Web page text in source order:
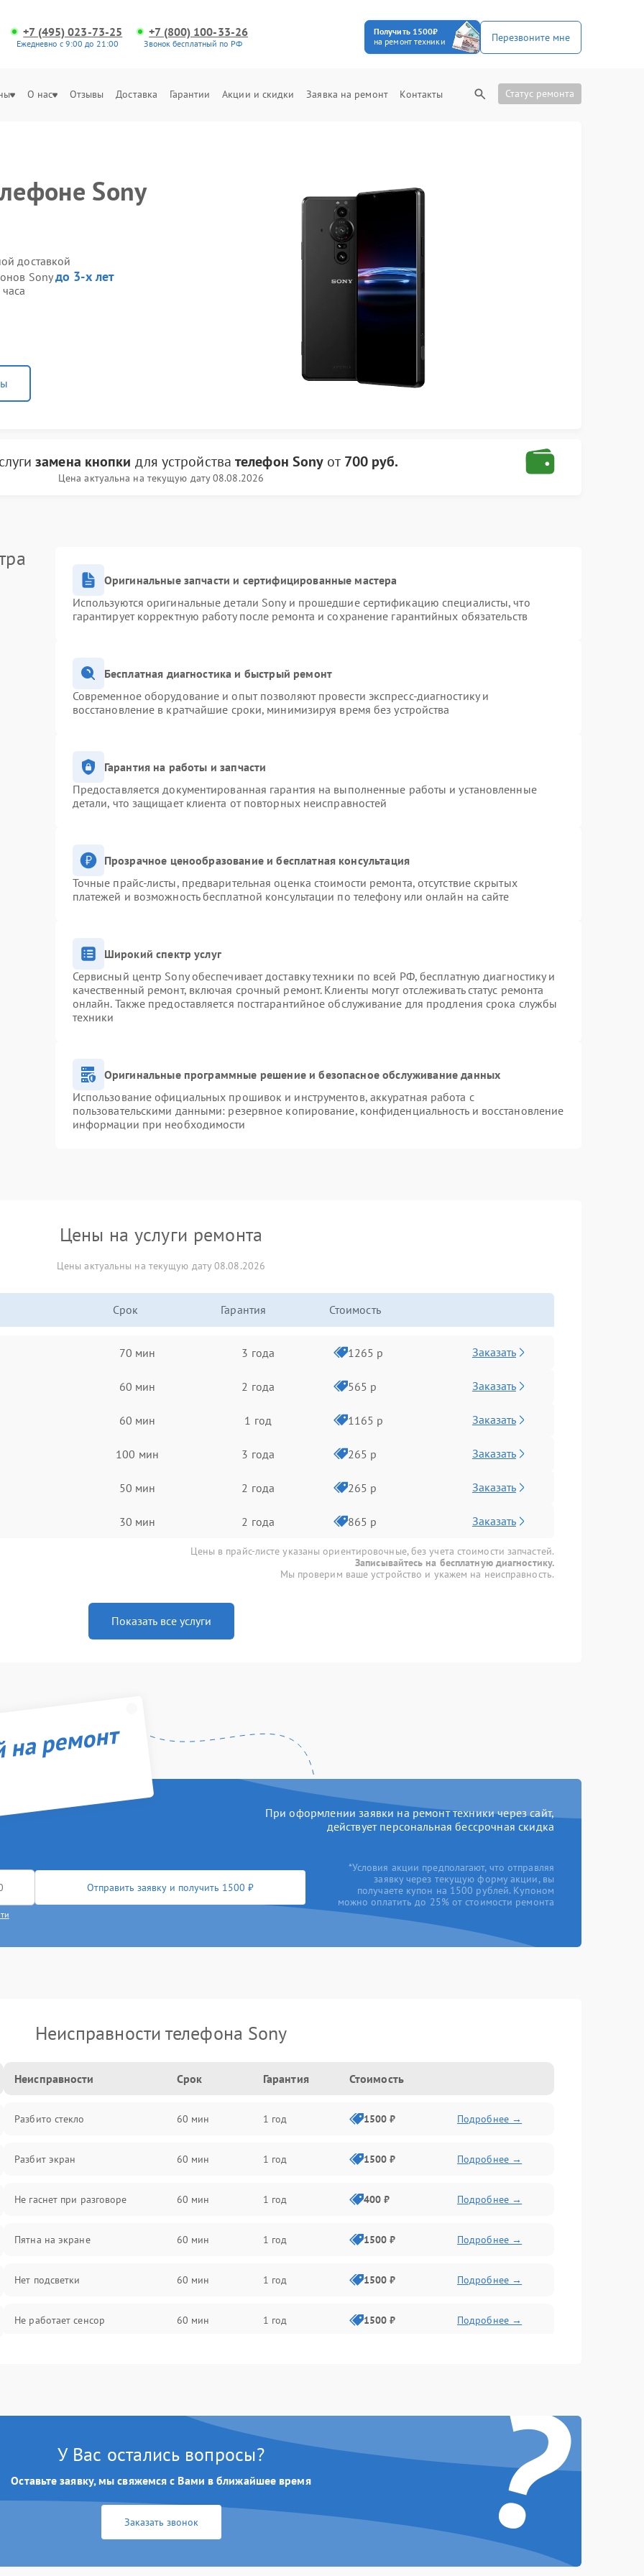
+7 (495) 023-73-25
Ежедневно с 9:00 до 21:00
+7 (800) 100-33-26
Звонок бесплатный по РФ
Получить 1500₽
на ремонт техники
Перезвоните мне
О нас Отзывы Доставка Гарантии Акции и скидки Заявка на ремонт Контакты Статус ремонта
Sony
доставкой
Sonyдо 3-х лет
замена кнопки для устройствателефон Sony от 700 руб.
Цена актуальна на текущую дату 08.08.2026
Оригинальные запчасти и сертифицированные мастера
Используются оригинальные детали Sony и прошедшие сертификацию специалисты, что
гарантирует корректную работу после ремонта и сохранение гарантийных обязательств
Бесплатная диагностика и быстрый ремонт
Современное оборудование и опыт позволяют провести экспресс-диагностику и
восстановление в кратчайшие сроки, минимизируя время без устройства
Гарантия на работы и запчасти
Предоставляется документированная гарантия на выполненные работы и установленные
детали, что защищает клиента от повторных неисправностей
Прозрачное ценообразование и бесплатная консультация
Точные прайс-листы, предварительная оценка стоимости ремонта, отсутствие скрытых
платежей и возможность бесплатной консультации по телефону или онлайн на сайте
Широкий спектр услуг
Сервисный центр Sony обеспечивает доставку техники по всей РФ, бесплатную диагностику и
качественный ремонт, включая срочный ремонт. Клиенты могут отслеживать статус ремонта
онлайн. Также предоставляется постгарантийное обслуживание для продления срока службы
техники
Оригинальные программные решение и безопасное обслуживание данных
Использование официальных прошивок и инструментов, аккуратная работа с
пользовательскими данными: резервное копирование, конфиденциальность и восстановление
информации при необходимости
Цены на услуги ремонта
Цены актуальны на текущую дату 08.08.2026
Срок Гарантия Стоимость
70 мин 3 года 1265 р Заказать
60 мин 2 года 565 р Заказать
60 мин 1 год 1165 р Заказать
100 мин 3 года 265 р Заказать
50 мин 2 года 265 р Заказать
30 мин 2 года 865 р Заказать
Цены в прайс-листе указаны ориентировочные, без учета стоимости запчастей.
Записывайтесь на бесплатную диагностику.
Мы проверим ваше устройство и укажем на неисправность.
Показать все услуги
ремонт
При оформлении заявки на ремонт техники через сайт,
действует персональная бессрочная скидка
Отправить заявку и получить 1500 ₽
*Условия акции предполагают, что отправляя
заявку через текущую форму акции, вы
получаете купон на 1500 рублей. Купоном
можно оплатить до 25% от стоимости ремонта
Неисправности телефона Sony
Неисправности Срок Гарантия Стоимость
Разбито стекло 60 мин 1 год 1500 ₽ Подробнее →
Разбит экран 60 мин 1 год 1500 ₽ Подробнее →
Не гаснет при разговоре 60 мин 1 год 400 ₽ Подробнее →
Пятна на экране 60 мин 1 год 1500 ₽ Подробнее →
Нет подсветки 60 мин 1 год 1500 ₽ Подробнее →
Не работает сенсор 60 мин 1 год 1500 ₽ Подробнее →
1 год ?
У Вас остались вопросы?
Оставьте заявку, мы свяжемся с Вами в ближайшее время
Заказать звонок